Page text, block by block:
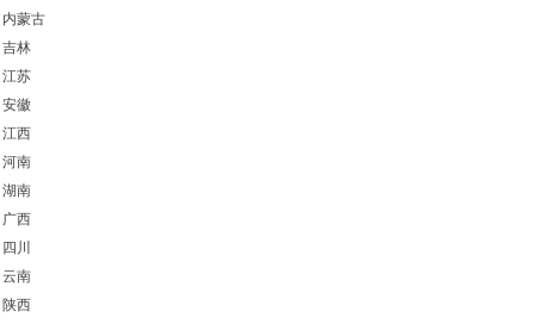
内蒙古
吉林
江苏
安徽
江西
河南
湖南
广西
四川
云南
陕西